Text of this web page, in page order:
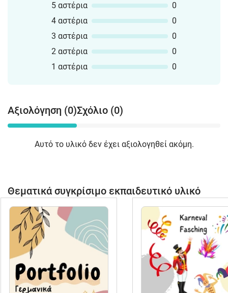
5 αστέρια
0
4 αστέρια
0
3 αστέρια
0
2 αστέρια
0
1 αστέρια
0
Αξιολόγηση (0)Σχόλιο (0)
Αυτό το υλικό δεν έχει αξιολογηθεί ακόμη.
Θεματικά συγκρίσιμο εκπαιδευτικό υλικό